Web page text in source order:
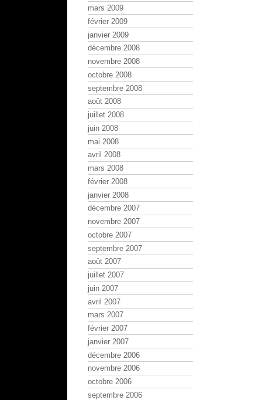
mars 2009
février 2009
janvier 2009
décembre 2008
novembre 2008
octobre 2008
septembre 2008
août 2008
juillet 2008
juin 2008
mai 2008
avril 2008
mars 2008
février 2008
janvier 2008
décembre 2007
novembre 2007
octobre 2007
septembre 2007
août 2007
juillet 2007
juin 2007
avril 2007
mars 2007
février 2007
janvier 2007
décembre 2006
novembre 2006
octobre 2006
septembre 2006